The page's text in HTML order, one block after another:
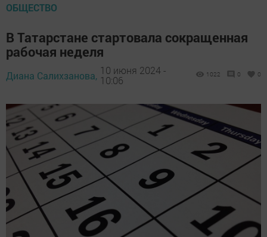
ОБЩЕСТВО
В Татарстане стартовала сокращенная
рабочая неделя
Диана Салихзанова, 10 июня 2024 -
10:06
1022 0 0